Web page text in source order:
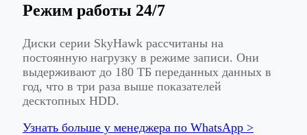
Режим работы 24/7
Диски серии SkyHawk рассчитаны на
постоянную нагрузку в режиме записи. Они
выдерживают до 180 ТБ переданных данных в
год, что в три раза выше показателей
десктопных HDD.
Узнать больше у менеджера по WhatsApp >